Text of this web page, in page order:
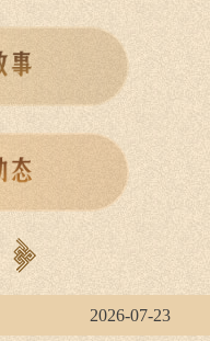
2026-07-23